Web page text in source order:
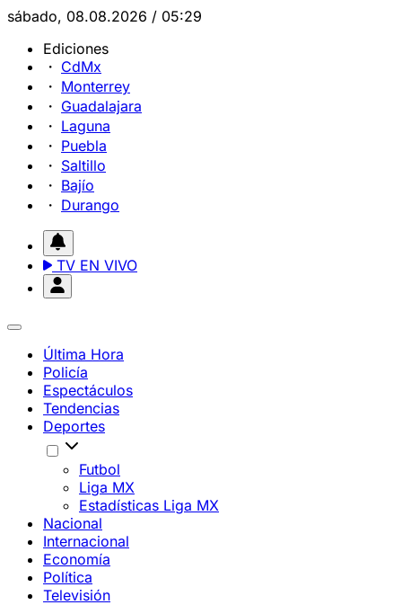
sábado, 08.08.2026 / 05:29
Ediciones
CdMx
Monterrey
Guadalajara
Laguna
Puebla
Saltillo
Bajío
Durango
TV EN VIVO
Última Hora
Policía
Espectáculos
Tendencias
Deportes
Futbol
Liga MX
Estadísticas Liga MX
Nacional
Internacional
Economía
Política
Televisión